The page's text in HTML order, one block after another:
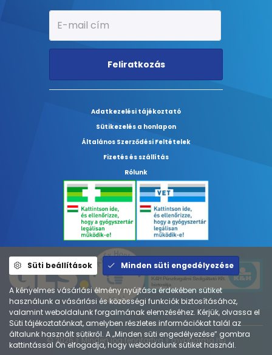
Feliratkozás
Adatkezelési tájékoztató
Sütikezelés a honlapon
Általános Szerződési Feltételek
Fizetés és szállítás
Rólunk
© 2026 ⚕︎ Minden jog fenntartva ⚕︎ mypharma.hu
Süti beállítások Minden süti engedélyezése
A kényelmes vásárlási élmény nyújtása érdekében sütiket
használunk a vásárlási és közösségi funkciók biztosításához,
valamint weboldalunk forgalmának elemzéséhez. Kérjük, olvassa el
Süti tájékoztatónkat, amelyben részletes információkat talál az
általunk használt sütikről. A „Minden süti engedélyezése” gombra
kattintással Ön elfogadja, hogy weboldalunk sütiket használ.